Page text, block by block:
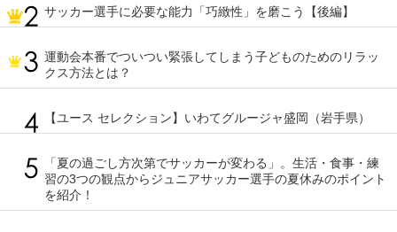
サッカー選手に必要な能力「巧緻性」を磨こう【後編】
運動会本番でついつい緊張してしまう子どものためのリラッ
クス方法とは？
【ユース セレクション】いわてグルージャ盛岡（岩手県）
「夏の過ごし方次第でサッカーが変わる」。生活・食事・練
習の3つの観点からジュニアサッカー選手の夏休みのポイント
を紹介！